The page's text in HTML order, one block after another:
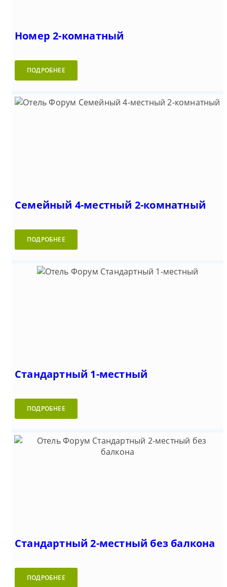
Номер 2-комнатный
ПОДРОБНЕЕ
Семейный 4-местный 2-комнатный
ПОДРОБНЕЕ
Стандартный 1-местный
ПОДРОБНЕЕ
Стандартный 2-местный без балкона
ПОДРОБНЕЕ